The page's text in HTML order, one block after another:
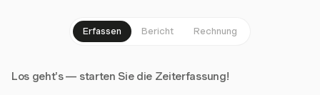
Erfassen Bericht Rechnung
Los geht's — starten Sie die Zeiterfassung!